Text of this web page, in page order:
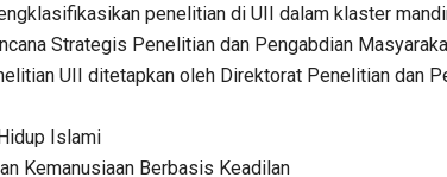
penelitian di UII dalam klaster
Strategis Penelitian dan Pengabdian
UII ditetapkan oleh Direktorat Penelitian dan
Islami
Kemanusiaan Berbasis Keadilan